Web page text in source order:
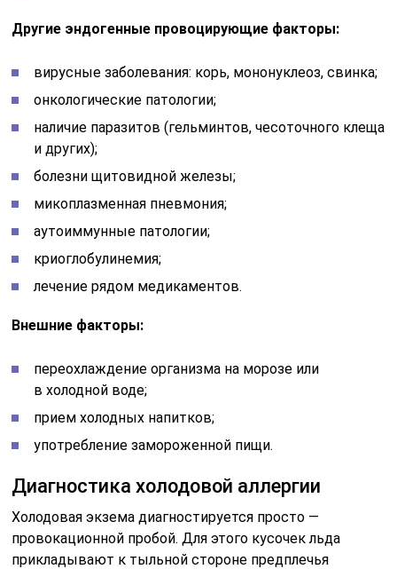
Другие эндогенные провоцирующие факторы:
вирусные заболевания: корь, мононуклеоз, свинка;
онкологические патологии;
наличие паразитов (гельминтов, чесоточного клеща
и других);
болезни щитовидной железы;
микоплазменная пневмония;
аутоиммунные патологии;
криоглобулинемия;
лечение рядом медикаментов.
Внешние факторы:
переохлаждение организма на морозе или
в холодной воде;
прием холодных напитков;
употребление замороженной пищи.
Диагностика холодовой аллергии
Холодовая экзема диагностируется просто —
провокационной пробой. Для этого кусочек льда
прикладывают к тыльной стороне предплечья